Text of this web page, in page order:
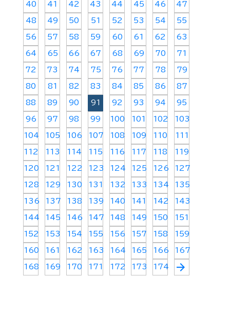
40 41 42 43 44 45 46 47
48 49 50 51 52 53 54 55
56 57 58 59 60 61 62 63
64 65 66 67 68 69 70 71
72 73 74 75 76 77 78 79
80 81 82 83 84 85 86 87
88 89 90 91 92 93 94 95
96 97 98 99 100 101 102 103
104 105 106 107 108 109 110 111
112 113 114 115 116 117 118 119
120 121 122 123 124 125 126 127
128 129 130 131 132 133 134 135
136 137 138 139 140 141 142 143
144 145 146 147 148 149 150 151
152 153 154 155 156 157 158 159
160 161 162 163 164 165 166 167
168 169 170 171 172 173 174 arrow_forward